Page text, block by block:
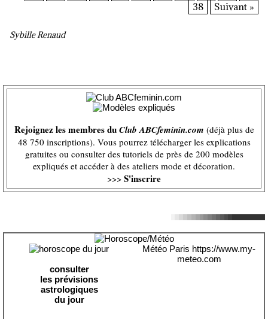
38
Suivant »
Sybille Renaud
Rejoignez les membres duClub ABCfeminin.com (déjà plus de
48 750 inscriptions). Vous pourrez télécharger les explications
gratuites ou consulter des tutoriels de près de 200 modèles
expliqués et accéder à des ateliers mode et décoration.
>>> S'inscrire
consulter
les prévisions
astrologiques
du jour
Météo Paris https://www.my-
meteo.com